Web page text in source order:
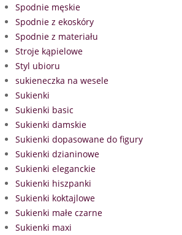
Spodnie męskie
Spodnie z ekoskóry
Spodnie z materiału
Stroje kąpielowe
Styl ubioru
sukieneczka na wesele
Sukienki
Sukienki basic
Sukienki damskie
Sukienki dopasowane do figury
Sukienki dzianinowe
Sukienki eleganckie
Sukienki hiszpanki
Sukienki koktajlowe
Sukienki małe czarne
Sukienki maxi